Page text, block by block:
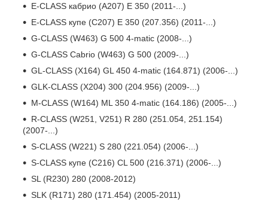
E-CLASS кабрио (A207) E 350 (2011-...)
E-CLASS купе (C207) E 350 (207.356) (2011-...)
G-CLASS (W463) G 500 4-matic (2008-...)
G-CLASS Cabrio (W463) G 500 (2009-...)
GL-CLASS (X164) GL 450 4-matic (164.871) (2006-...)
GLK-CLASS (X204) 300 (204.956) (2009-...)
M-CLASS (W164) ML 350 4-matic (164.186) (2005-...)
R-CLASS (W251, V251) R 280 (251.054, 251.154)
(2007-...)
S-CLASS (W221) S 280 (221.054) (2006-...)
S-CLASS купе (C216) CL 500 (216.371) (2006-...)
SL (R230) 280 (2008-2012)
SLK (R171) 280 (171.454) (2005-2011)